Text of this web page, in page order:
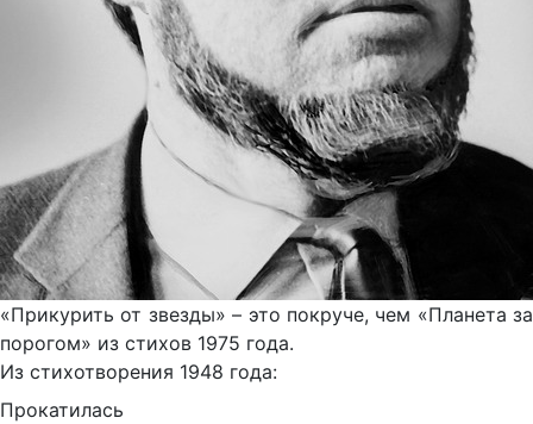
«Прикурить от звезды» – это покруче, чем «Планета за
порогом» из стихов 1975 года.
Из стихотворения 1948 года:
Прокатилась